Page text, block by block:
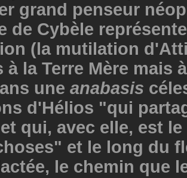
grand penseur
de Cybèle
(la mutilation
à la Terre Mère mais
une anabasis
d'Hélios "qui
qui, avec elle, est
et le long du
le chemin que